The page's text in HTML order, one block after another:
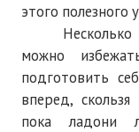
№ 4
№ 5
этого полезного
можно
подготовить
вперед,
пока ладони